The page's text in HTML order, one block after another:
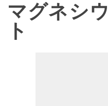
マグネシ
ト